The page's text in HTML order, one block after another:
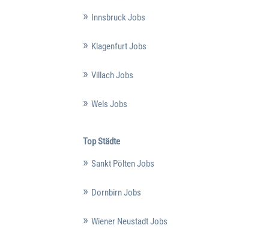
Innsbruck Jobs
Klagenfurt Jobs
Villach Jobs
Wels Jobs
Top Städte
Sankt Pölten Jobs
Dornbirn Jobs
Wiener Neustadt Jobs